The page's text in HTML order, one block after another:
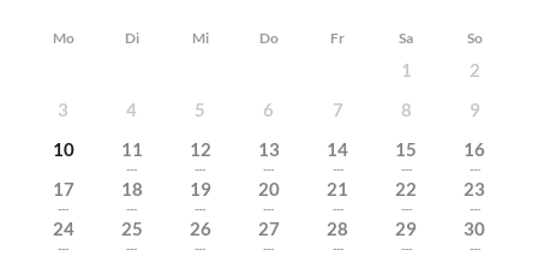
Mo Di Mi Do Fr Sa So
1
2
3
4 5 6 7 8
9
10
11
---
12
---
13
---
14
---
15
---
16
---
17
---
18
---
19
---
20
---
21
---
22
---
23
---
24
---
25
---
26
---
27
---
28
---
29
---
30
---